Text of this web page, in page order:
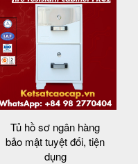
Tủ hồ sơ ngân hàng
bảo mật tuyệt đối, tiện
dụng